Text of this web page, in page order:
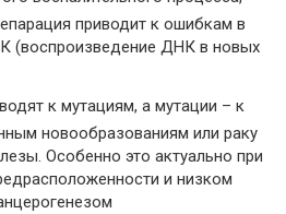
приводит к ошибкам в
(воспроизведение ДНК в новых
к мутациям, а мутации – к
новообразованиям или раку
Особенно это актуально при
и низком